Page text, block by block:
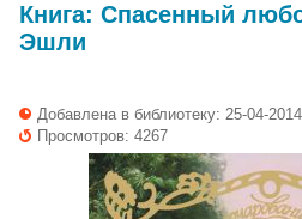
Книга: Спасенный
Эшли
Добавлена в библиотеку: 25-04-
Просмотров: 4267